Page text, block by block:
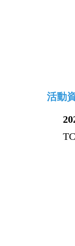
活動